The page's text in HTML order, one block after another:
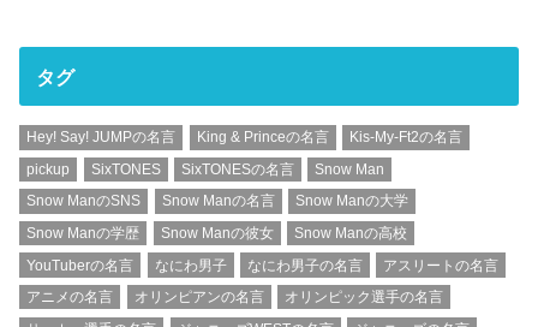
タグ
Hey! Say! JUMPの名言 King & Princeの名言
Kis-My-Ft2の名言
pickup
SixTONES SixTONESの名言
Snow Man
Snow ManのSNS
Snow Manの名言
Snow Manの大学
Snow Manの学歴
Snow Manの彼女
Snow Manの高校
YouTuberの名言
なにわ男子 なにわ男子の名言
アスリートの名言
アニメの名言
オリンピアンの名言
オリンピック選手の名言